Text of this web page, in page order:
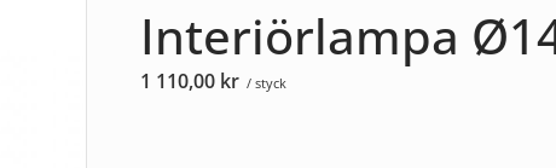
Interiörlampa
1 110,00 kr / styck